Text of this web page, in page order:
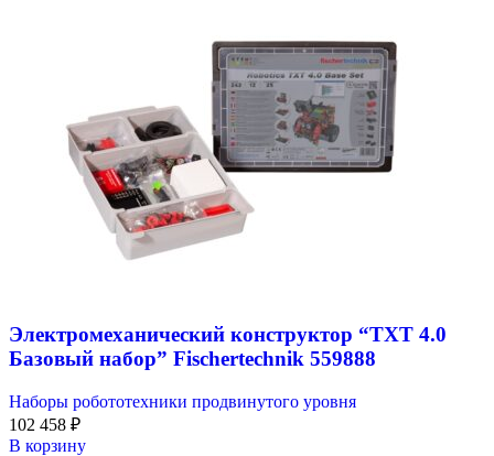
Электромеханический конструктор “TXT 4.0
Базовый набор” Fischertechnik 559888
Наборы робототехники продвинутого уровня
102 458 ₽
В корзину